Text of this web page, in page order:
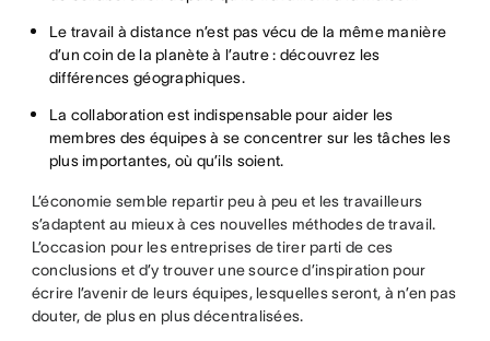
Le travail à distance n’est pas vécu de la même manière
d’un coin de la planète à l’autre : découvrez les
différences géographiques.
La collaboration est indispensable pour aider les
membres des équipes à se concentrer sur les tâches les
plus importantes, où qu’ils soient.
L’économie semble repartir peu à peu et les travailleurs
s’adaptent au mieux à ces nouvelles méthodes de travail.
L’occasion pour les entreprises de tirer parti de ces
conclusions et d’y trouver une source d’inspiration pour
écrire l’avenir de leurs équipes, lesquelles seront, à n’en pas
douter, de plus en plus décentralisées.